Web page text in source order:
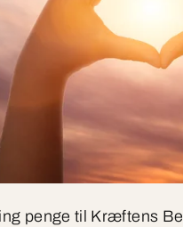
penge til Kræftens